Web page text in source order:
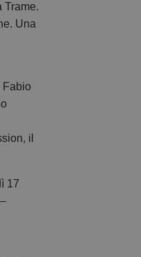
Trame.
Una
Fabio
il
17